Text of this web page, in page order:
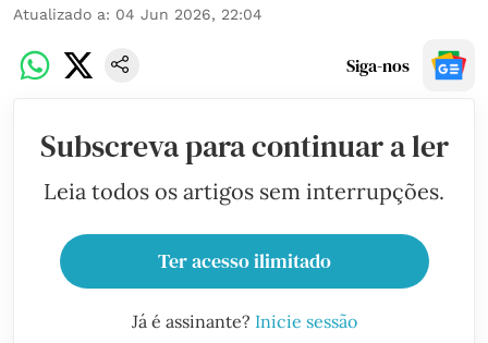
Atualizado a: 04 Jun 2026, 22:04
Siga-nos
Subscreva para continuar a ler
Leia todos os artigos sem interrupções.
Ter acesso ilimitado
Já é assinante? Inicie sessão